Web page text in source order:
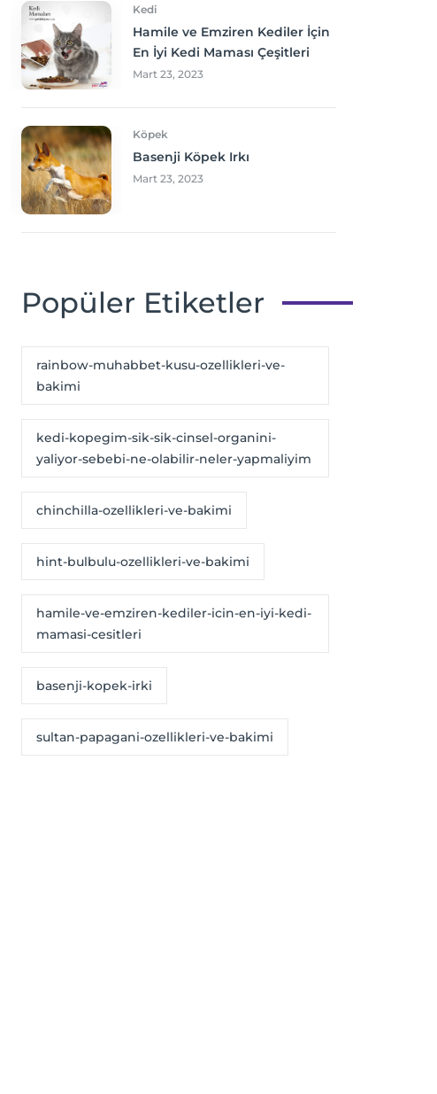
Kedi
Hamile ve Emziren Kediler İçin
En İyi Kedi Maması Çeşitleri
Mart 23, 2023
Köpek
Basenji Köpek Irkı
Mart 23, 2023
Popüler Etiketler
rainbow-muhabbet-kusu-ozellikleri-ve-
bakimi
kedi-kopegim-sik-sik-cinsel-organini-
yaliyor-sebebi-ne-olabilir-neler-yapmaliyim
chinchilla-ozellikleri-ve-bakimi
hint-bulbulu-ozellikleri-ve-bakimi
hamile-ve-emziren-kediler-icin-en-iyi-kedi-
mamasi-cesitleri
basenji-kopek-irki
sultan-papagani-ozellikleri-ve-bakimi